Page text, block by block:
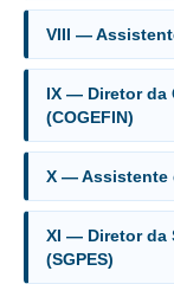
Serviço de
Relatórios
Lei Geral
Integração
O que é
VIII —
IX — Diretor da
(COGEFIN)
X — Assistente
XI — Diretor da
(SGPES)